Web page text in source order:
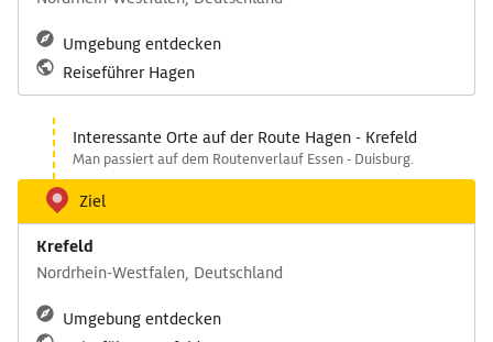
Umgebung entdecken
Reiseführer Hagen
Interessante Orte auf der Route Hagen - Krefeld
Man passiert auf dem Routenverlauf Essen - Duisburg.
Ziel
Krefeld
Nordrhein-Westfalen, Deutschland
Umgebung entdecken